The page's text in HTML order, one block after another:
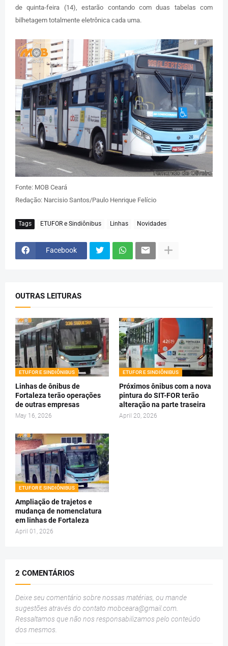
de quinta-feira (14), estarão contando com duas tabelas com
bilhetagem totalmente eletrônica cada uma.
Fonte: MOB Ceará
Redação: Narcisio Santos/Paulo Henrique Felício
Tags ETUFOR e Sindiônibus Linhas Novidades
Facebook
OUTRAS LEITURAS
ETUFOR E SINDIÔNIBUS
Linhas de ônibus de
Fortaleza terão operações
de outras empresas
May 16, 2026
ETUFOR E SINDIÔNIBUS
Próximos ônibus com a nova
pintura do SIT-FOR terão
alteração na parte traseira
April 20, 2026
ETUFOR E SINDIÔNIBUS
Ampliação de trajetos e
mudança de nomenclatura
em linhas de Fortaleza
April 01, 2026
2 COMENTÁRIOS
Deixe seu comentário sobre nossas matérias, ou mande
sugestões através do contato mobceara@gmail.com
Ressaltamos que não nos responsabilizamos pelo conteúdo
dos mesmos.